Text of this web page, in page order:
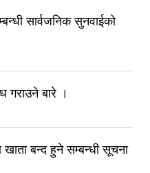
सार्वजनिक सुनवाईको
गराउने बारे ।
खाता बन्द हुने सम्बन्धी सूचना